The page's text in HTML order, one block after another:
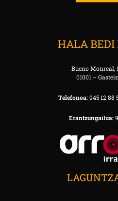
HALA BEDI
Bueno Monreal,
01001 –
Telefonoa:945 12 88
Erantzungailua: